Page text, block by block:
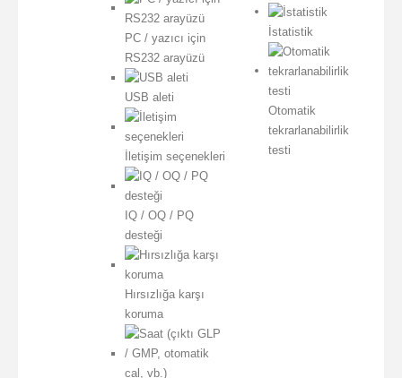
PC / yazıcı için
RS232 arayüzü
USB aleti
İletişim seçenekleri
IQ / OQ / PQ
desteği
Hırsızlığa karşı
koruma
İstatistik
Otomatik
tekrarlanabilirlik
testi